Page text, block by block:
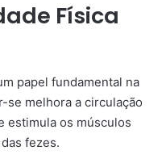
Física
papel fundamental na
se melhora a circulação
estimula os músculos
fezes.